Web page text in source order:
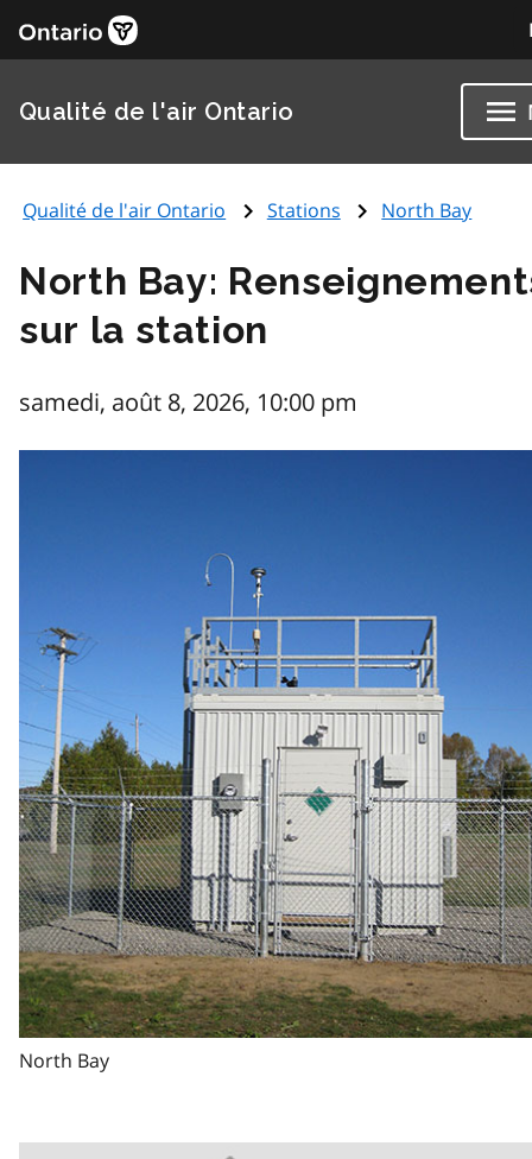
Qualité de l'air Ontario
Qualité de l'air Ontario Stations North Bay
North Bay:
sur la station
samedi, août 8, 2026, 10:00 pm
North Bay